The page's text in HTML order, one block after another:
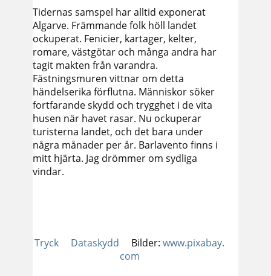
Tidernas samspel har alltid exponerat
Algarve. Främmande folk höll landet
ockuperat. Fenicier, kartager, kelter,
romare, västgötar och många andra har
tagit makten från varandra.
Fästningsmuren vittnar om detta
händelserika förflutna. Människor söker
fortfarande skydd och trygghet i de vita
husen när havet rasar. Nu ockuperar
turisterna landet, och det bara under
några månader per år. Barlavento finns i
mitt hjärta. Jag drömmer om sydliga
vindar.
Tryck Dataskydd Bilder: www.pixabay.
com